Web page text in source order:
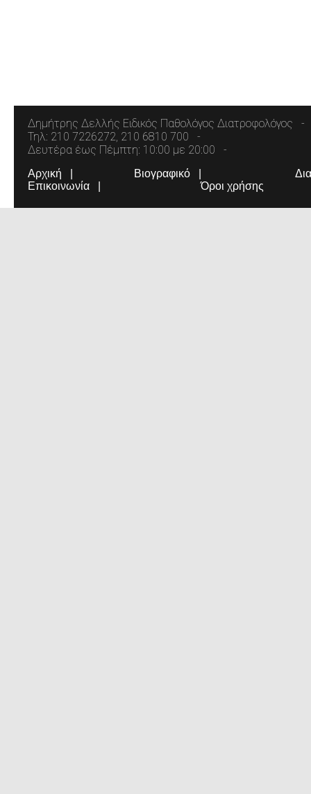
Δημήτρης Δελλής Ειδικός Παθολόγος Διατροφολόγος
Τηλ: 210 7226272, 210 6810 700
Δευτέρα έως Πέμπτη: 10:00 με 20:00
Αρχική Βιογραφικό
Επικοινωνία
Όροι χρήσης